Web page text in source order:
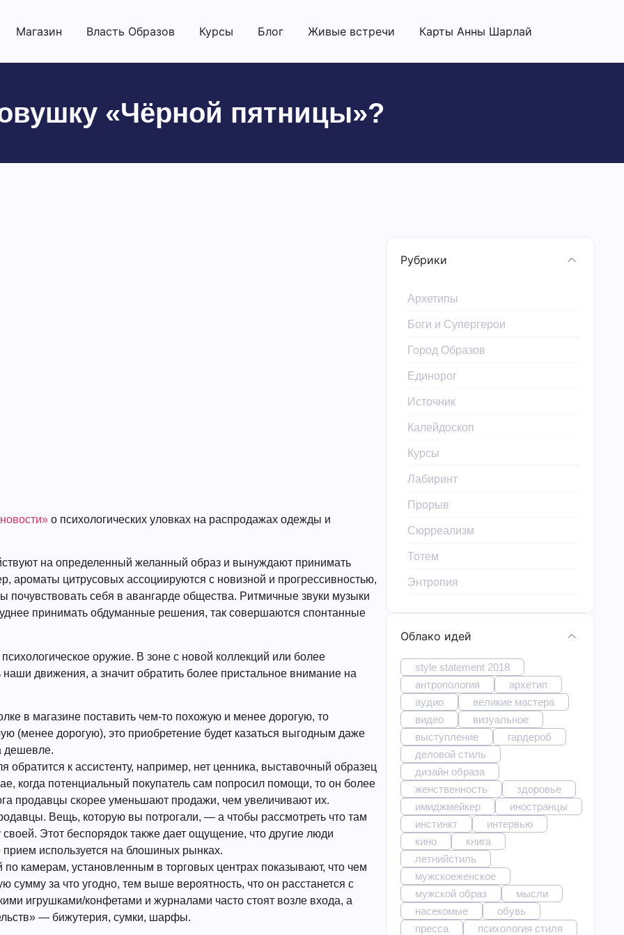
Магазин Власть Образов Курсы Блог Живые встречи Карты Анны Шарлай
«Чёрной пятницы»?
о психологических уловках на распродажах одежды и
на определенный желанный образ и вынуждают принимать
цитрусовых ассоциируются с новизной и прогрессивностью,
почувствовать себя в авангарде общества. Ритмичные звуки музыки
принимать обдуманные решения, так совершаются спонтанные
оружие. В зоне с новой коллекций или более
движения, а значит обратить более пристальное внимание на
в магазине поставить чем-то похожую и менее дорогую, то
(менее дорогую), это приобретение будет казаться выгодным даже
дешевле.
к ассистенту, например, нет ценника, выставочный образец
когда потенциальный покупатель сам попросил помощи, то он более
продавцы скорее уменьшают продажи, чем увеличивают их.
Вещь, которую вы потрогали, — а чтобы рассмотреть что там
Этот беспорядок также дает ощущение, что другие люди
прием используется на блошиных рынках.
камерам, установленным в торговых центрах показывают, что чем
сумму за что угодно, тем выше вероятность, что он расстанется с
игрушками/конфетами и журналами часто стоят возле входа, а
— бижутерия, сумки, шарфы.
Рубрики
Архетипы
Боги и Супергерои
Город Образов
Единорог
Источник
Калейдоскоп
Курсы
Лабиринт
Прорыв
Сюрреализм
Тотем
Энтропия
Облако идей
style statement 2018
антропология
архетип
аудио
великие мастера
видео
визуальное
выступление
гардероб
деловой стиль
дизайн образа
женственность
здоровье
имиджмейкер
иностранцы
инстинкт
интервью
кино
книга
летнийстиль
мужскоеженское
мужской образ
мысли
насекомые
обувь
пресса
психология стиля